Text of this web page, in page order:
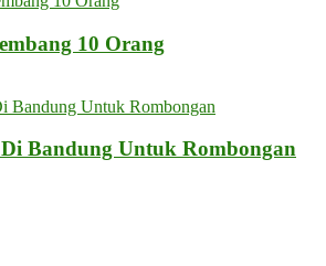
10 Orang
Bandung Untuk Rombongan